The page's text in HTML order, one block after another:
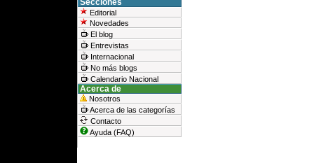
Secciones
Editorial
Novedades
El blog
Entrevistas
Internacional
No más blogs
Calendario Nacional
Acerca de
Nosotros
Acerca de las categorías
Contacto
Ayuda (FAQ)